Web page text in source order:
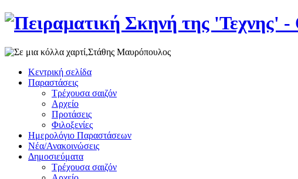
Κεντρική σελίδα
Παραστάσεις
Τρέχουσα σαιζόν
Αρχείο
Προτάσεις
Φιλοξενίες
Ημερολόγιο Παραστάσεων
Νέα/Ανακοινώσεις
Δημοσιεύματα
Τρέχουσα σαιζόν